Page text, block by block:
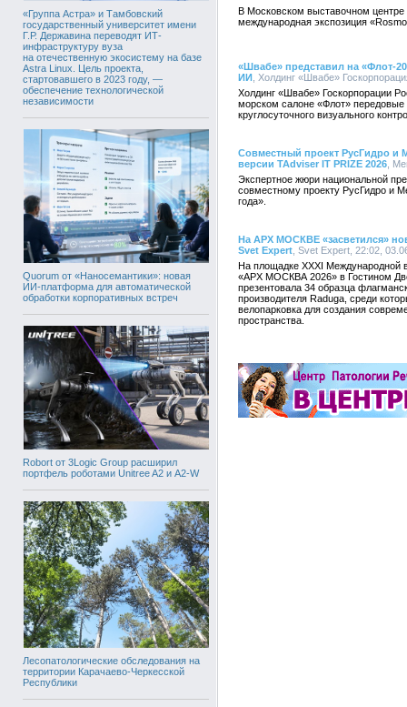
«Группа Астра» и Тамбовский
государственный университет имени
Г.Р. Державина переводят ИТ-
инфраструктуру вуза
на отечественную экосистему на базе
Astra Linux. Цель проекта,
стартовавшего в 2023 году, —
обеспечение технологической
независимости
Quorum от «Наносемантики»: новая
ИИ-платформа для автоматической
обработки корпоративных встреч
Robort от 3Logic Group расширил
портфель роботами Unitree A2 и A2-W
Лесопатологические обследования на
территории Карачаево-Черкесской
Республики
В Московском выставочном
международная экспозиция
«Швабе» представил на «Флот-
ИИ , Холдинг «Швабе»
Холдинг «Швабе» Госкорпорации
морском салоне «Флот» передовые
круглосуточного визуального
Совместный проект РусГидро и
версии TAdviser IT PRIZE 2026 ,
Экспертное жюри национальной
совместному проекту РусГидро и
года».
На АРХ МОСКВЕ «засветился»
Svet Expert , Svet Expert, 22:02,
На площадке XXXI Международной
«АРХ МОСКВА 2026» в Гостином
презентовала 34 образца
производителя Raduga, среди
велопарковка для создания
пространства.